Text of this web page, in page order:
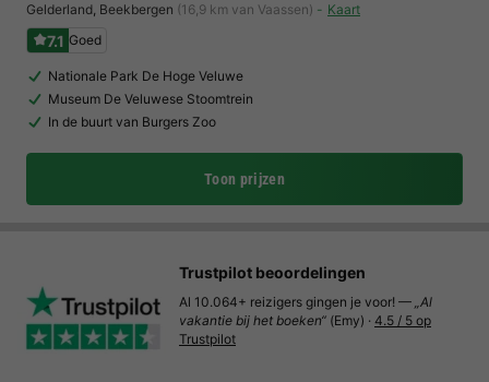
Gelderland, Beekbergen (16,9 km van Vaassen) Kaart
7.1 Goed
Nationale Park De Hoge Veluwe
Museum De Veluwese Stoomtrein
In de buurt van Burgers Zoo
Toon prijzen
Trustpilot beoordelingen
Al 10.064+ reizigers gingen je voor! — „Al
vakantie bij het boeken“ (Emy) · 4.5 / 5 op
Trustpilot